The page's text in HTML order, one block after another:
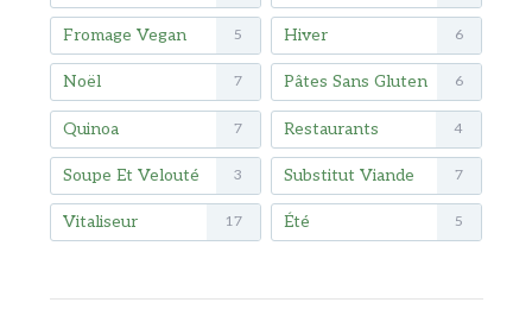
Fromage Vegan 5 Hiver 6
Noël 7 Pâtes Sans Gluten 6
Quinoa 7 Restaurants 4
Soupe Et Velouté 3 Substitut Viande 7
Vitaliseur 17 Été 5